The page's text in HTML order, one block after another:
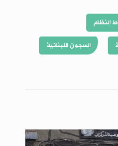
النظام
السجون اللبنانية